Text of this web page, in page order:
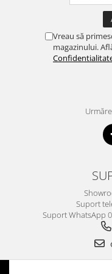
Vreau să
magazinului.
Suport
Suport WhatsApp